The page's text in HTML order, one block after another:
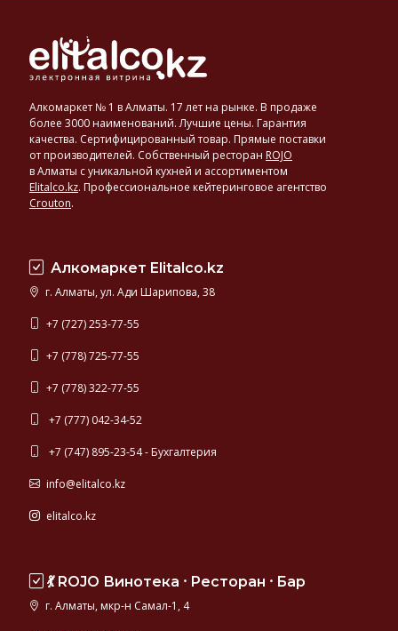
Алкомаркет № 1 в Алматы. 17 лет на рынке. В продаже
более 3000 наименований. Лучшие цены. Гарантия
качества. Сертифицированный товар. Прямые поставки
от производителей. Собственный ресторан ROJO
в Алматы с уникальной кухней и ассортиментом
Elitalco.kz. Профессиональное кейтеринговое агентство
Crouton.
Алкомаркет Elitalco.kz
г. Алматы, ул. Ади Шарипова, 38
+7 (727) 253-77-55
+7 (778) 725-77-55
+7 (778) 322-77-55
+7 (777) 042-34-52
+7 (747) 895-23-54 - Бухгалтерия
info@elitalco.kz
elitalco.kz
💃 ROJO Винотека ⸱ Ресторан ⸱ Бар
г. Алматы, мкр-н Самал-1, 4